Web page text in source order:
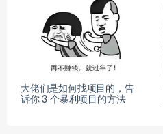
大佬们是如何找项目的，告
诉你 3 个暴利项目的方法